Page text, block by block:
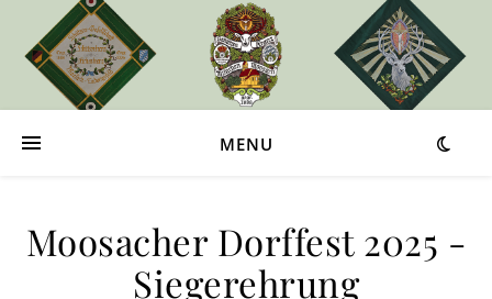
MENU
Moosacher Dorffest 2025 -
Siegerehrung